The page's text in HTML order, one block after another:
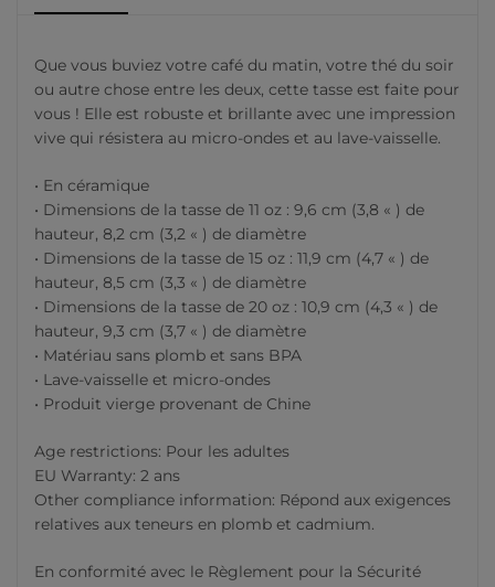
Que vous buviez votre café du matin, votre thé du soir
ou autre chose entre les deux, cette tasse est faite pour
vous ! Elle est robuste et brillante avec une impression
vive qui résistera au micro-ondes et au lave-vaisselle.
• En céramique
• Dimensions de la tasse de 11 oz : 9,6 cm (3,8 « ) de
hauteur, 8,2 cm (3,2 « ) de diamètre
• Dimensions de la tasse de 15 oz : 11,9 cm (4,7 « ) de
hauteur, 8,5 cm (3,3 « ) de diamètre
• Dimensions de la tasse de 20 oz : 10,9 cm (4,3 « ) de
hauteur, 9,3 cm (3,7 « ) de diamètre
• Matériau sans plomb et sans BPA
• Lave-vaisselle et micro-ondes
• Produit vierge provenant de Chine
Age restrictions: Pour les adultes
EU Warranty: 2 ans
Other compliance information: Répond aux exigences
relatives aux teneurs en plomb et cadmium.
En conformité avec le Règlement pour la Sécurité